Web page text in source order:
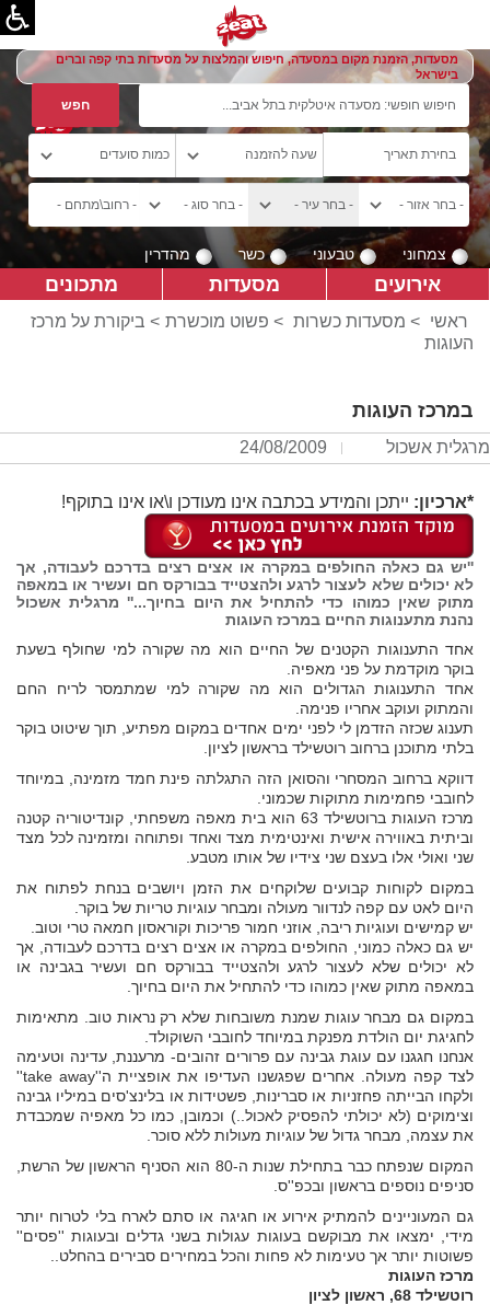
מסעדות, הזמנת מקום במסעדה, חיפוש והמלצות על מסעדות בתי קפה וברים
בישראל
צמחוני טבעוני כשר מהדרין
אירועים מסעדות מתכונים
ראשי > מסעדות כשרות > פשוט מוכשרת > ביקורת על מרכז
העוגות
במרכז העוגות
מרגלית אשכול 24/08/2009
*ארכיון: ייתכן והמידע בכתבה אינו מעודכן ו\או אינו בתוקף!
''יש גם כאלה החולפים במקרה או אצים רצים בדרכם לעבודה, אך
לא יכולים שלא לעצור לרגע ולהצטייד בבורקס חם ועשיר או במאפה
מתוק שאין כמוהו כדי להתחיל את היום בחיוך...'' מרגלית אשכול
נהנת מתענוגות החיים במרכז העוגות
אחד התענוגות הקטנים של החיים הוא מה שקורה למי שחולף בשעת
בוקר מוקדמת על פני מאפיה.
אחד התענוגות הגדולים הוא מה שקורה למי שמתמסר לריח החם
והמתוק ועוקב אחריו פנימה.
תענוג שכזה הזדמן לי לפני ימים אחדים במקום מפתיע, תוך שיטוט בוקר
בלתי מתוכנן ברחוב רוטשילד בראשון לציון.
דווקא ברחוב המסחרי והסואן הזה התגלתה פינת חמד מזמינה, במיוחד
לחובבי פחמימות מתוקות שכמוני.
מרכז העוגות ברוטשילד 63 הוא בית מאפה משפחתי, קונדיטוריה קטנה
וביתית באווירה אישית ואינטימית מצד ואחד ופתוחה ומזמינה לכל מצד
שני ואולי אלו בעצם שני צידיו של אותו מטבע.
במקום לקוחות קבועים שלוקחים את הזמן ויושבים בנחת לפתוח את
היום לאט עם קפה לנדוור מעולה ומבחר עוגיות טריות של בוקר.
יש קמישים ועוגיות ריבה, אוזני חמור פריכות וקוראסון חמאה טרי וטוב.
יש גם כאלה כמוני, החולפים במקרה או אצים רצים בדרכם לעבודה, אך
לא יכולים שלא לעצור לרגע ולהצטייד בבורקס חם ועשיר בגבינה או
במאפה מתוק שאין כמוהו כדי להתחיל את היום בחיוך.
במקום גם מבחר עוגות שמנת משובחות שלא רק נראות טוב. מתאימות
לחגיגת יום הולדת מפנקת במיוחד לחובבי השוקולד.
אנחנו חגגנו עם עוגת גבינה עם פרורים זהובים- מרעננת, עדינה וטעימה
לצד קפה מעולה. אחרים שפגשנו העדיפו את אופציית ה''take away''
ולקחו הבייתה פחזניות או סברינות, פשטידות או בלינצ'סים במיליו גבינה
וצימוקים (לא יכולתי להפסיק לאכול..) וכמובן, כמו כל מאפיה שמכבדת
את עצמה, מבחר גדול של עוגיות מעולות ללא סוכר.
המקום שנפתח כבר בתחילת שנות ה-80 הוא הסניף הראשון של הרשת,
סניפים נוספים בראשון ובכפ''ס.
גם המעוניינים להמתיק אירוע או חגיגה או סתם לארח בלי לטרוח יותר
מידי, ימצאו את מבוקשם בעוגות עגולות בשני גדלים ובעוגות ''פסים''
פשוטות יותר אך טעימות לא פחות והכל במחירים סבירים בהחלט..
מרכז העוגות
רוטשילד 68, ראשון לציון